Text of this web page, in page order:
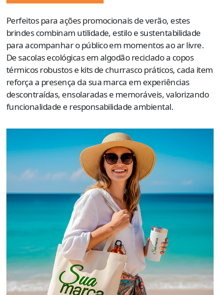
Perfeitos para ações promocionais de verão, estes
brindes combinam utilidade, estilo e sustentabilidade
para acompanhar o público em momentos ao ar livre.
De sacolas ecológicas em algodão reciclado a copos
térmicos robustos e kits de churrasco práticos, cada item
reforça a presença da sua marca em experiências
descontraídas, ensolaradas e memoráveis, valorizando
funcionalidade e responsabilidade ambiental.